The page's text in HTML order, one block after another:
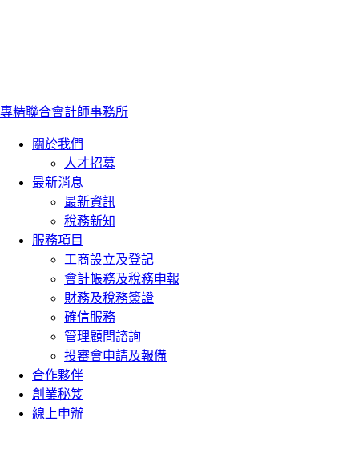
專精聯合會計師事務所
關於我們
人才招募
最新消息
最新資訊
稅務新知
服務項目
工商設立及登記
會計帳務及稅務申報
財務及稅務簽證
確信服務
管理顧問諮詢
投審會申請及報備
合作夥伴
創業秘笈
線上申辦